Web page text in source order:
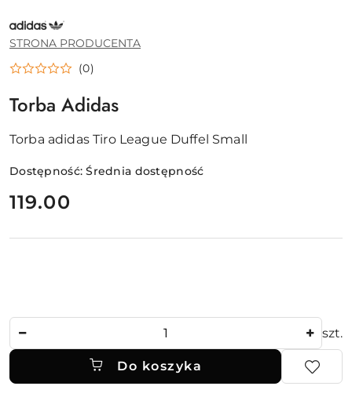
LOGO
ADIDAS
STRONA PRODUCENTA
(0)
Torba Adidas
Torba adidas Tiro League Duffel Small
Dostępność:Średnia dostępność
cena:
119.00
szt.
Do koszyka